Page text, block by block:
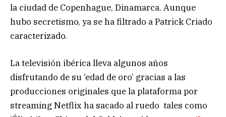
la ciudad de Copenhague, Dinamarca. Aunque
hubo secretismo, ya se ha filtrado a Patrick Criado
caracterizado.
La televisión ibérica lleva algunos años
disfrutando de su ‘edad de oro’ gracias a las
producciones originales que la plataforma por
streaming Netflix ha sacado al ruedo tales como